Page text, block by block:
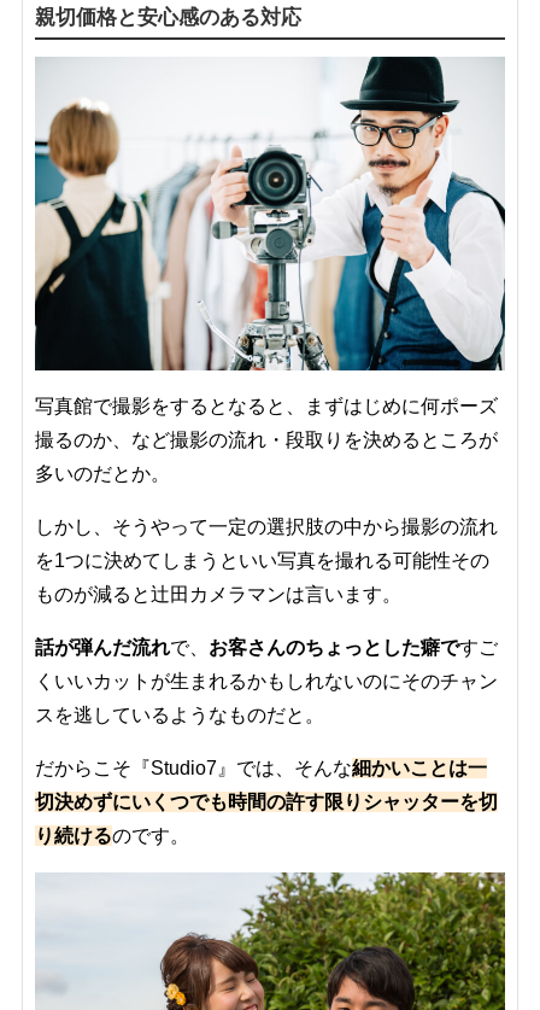
親切価格と安心感のある対応
写真館で撮影をするとなると、まずはじめに何ポーズ
撮るのか、など撮影の流れ・段取りを決めるところが
多いのだとか。
しかし、そうやって一定の選択肢の中から撮影の流れ
を1つに決めてしまうといい写真を撮れる可能性その
ものが減ると辻田カメラマンは言います。
話が弾んだ流れで、 お客さんのちょっとした癖ですご
くいいカットが生まれるかもしれないのにそのチャン
スを逃しているようなものだと。
だからこそ『Studio7』では、そんな細かいことは一
切決めずにいくつでも時間の許す限りシャッターを切
り続けるのです。